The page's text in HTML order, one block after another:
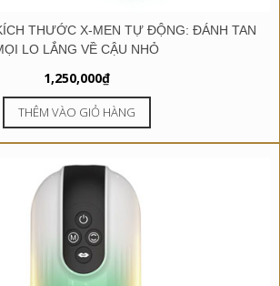
THƯỚC X-MEN TỰ ĐỘNG: ĐÁNH TAN
LO LẮNG VỀ CẬU NHỎ
1,250,000₫
THÊM VÀO GIỎ HÀNG